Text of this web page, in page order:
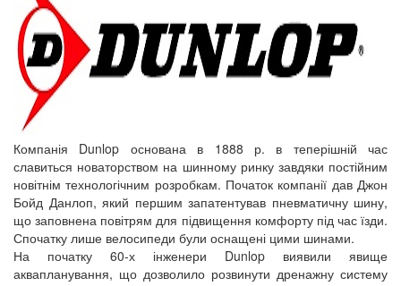
Компанія Dunlop основана в 1888 р. в теперішній час
славиться новаторством на шинному ринку завдяки постійним
новітнім технологічним розробкам. Початок компанії дав Джон
Бойд Данлоп, який першим запатентував пневматичну шину,
що заповнена повітрям для підвищення комфорту під час їзди.
Спочатку лише велосипеди були оснащені цими шинами.
На початку 60-х інженери Dunlop виявили явище
аквапланування, що дозволило розвинути дренажну систему